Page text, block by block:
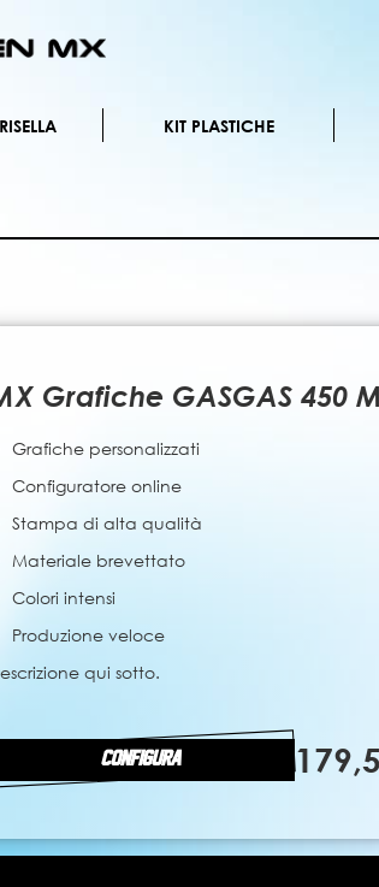
KIT PLASTICHE
Grafiche GASGAS 450
Grafiche personalizzati
Configuratore online
Stampa di alta qualità
Materiale brevettato
Colori intensi
Produzione veloce
qui sotto.
CONFIGURA